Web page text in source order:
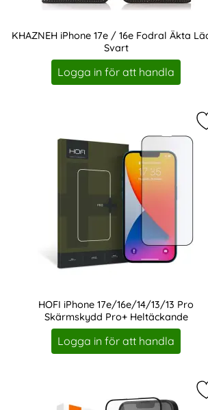
KHAZNEH iPhone 17e / 16e Fodral Äkta
Svart
Art. nr 237481
Logga in för att handla
HOFI iPhone 17e/16e/14/13/13 Pro
Skärmskydd Pro+ Heltäckande
Art. nr 209499
Logga in för att handla